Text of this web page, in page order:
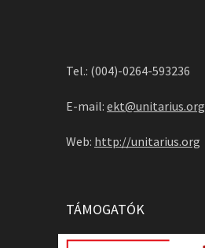
Tel.: (004)-0264-593236
E-mail: ekt@unitarius.org
Web: http://unitarius.org
TÁMOGATÓK